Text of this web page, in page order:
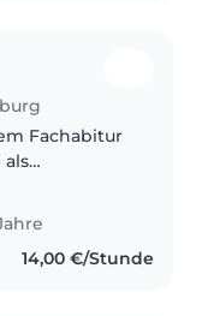
Fachabitur
als
Kindern
bereits
von
14,00 €/Stunde